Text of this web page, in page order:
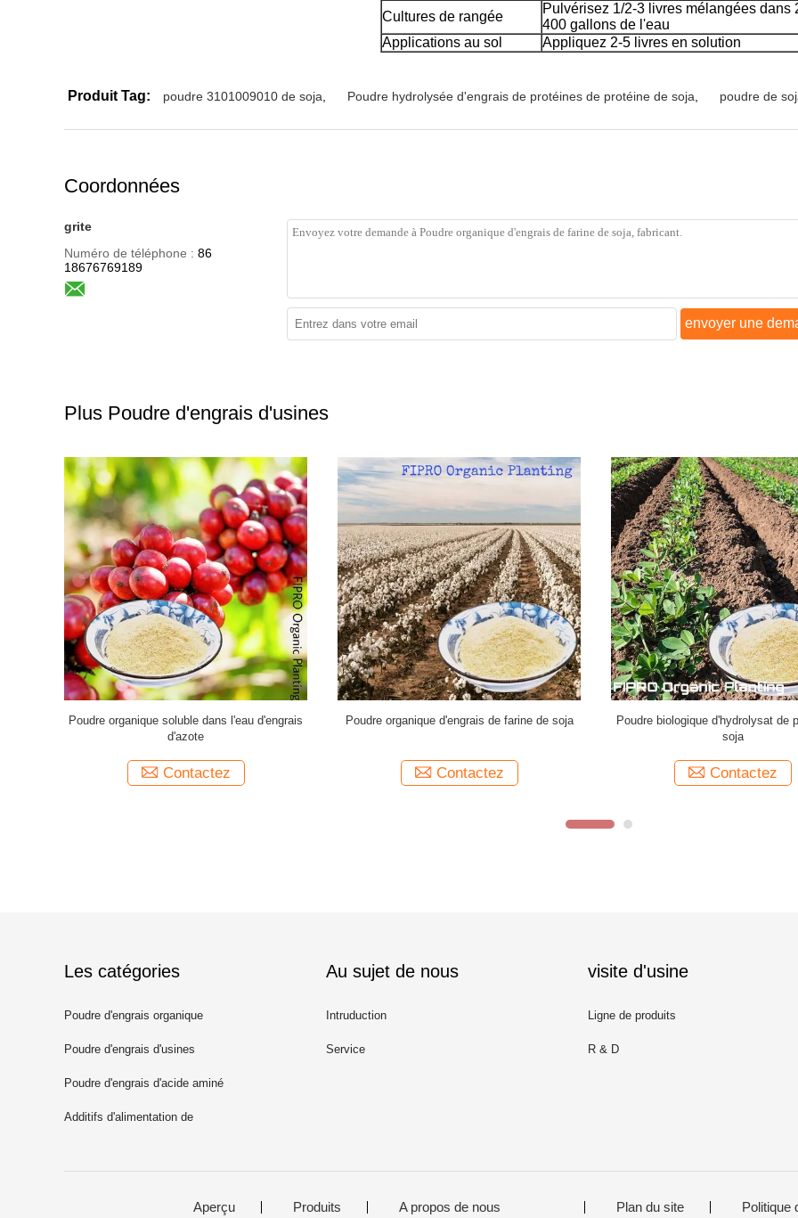
Cultures de rangée
Pulvérisez 1/2-3 livres mélangées dans
400 gallons de l'eau
Applications au sol
Appliquez 2-5 livres en solution
Produit Tag: poudre 3101009010 de soja Poudre hydrolysée d'engrais de protéines de protéine de soja poudre de
Coordonnées
grite
Numéro de téléphone : 86
18676769189
envoyer une
Plus Poudre d'engrais d'usines
Les poissons hydrolysés pâté la poudre
d'engrais organique de farine de poisson pour
Contactez
Poudre d'engrais d'usines de protéine de
Contactez
L'usine a basé l'hydrolysat de
d'engrais saupoudrent non
Contactez
Les catégories
Poudre d'engrais organique
Poudre d'engrais d'usines
Poudre d'engrais d'acide aminé
Additifs d'alimentation de
Au sujet de nous
Intruduction
Service
visite d'usine
Ligne de produits
R & D
Aperçu Produits A propos de nous Plan du site Politique